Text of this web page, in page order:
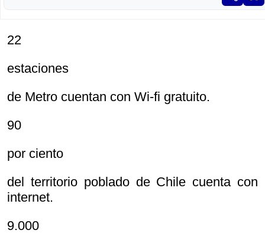
22
estaciones
de Metro cuentan con Wi-fi gratuito.
90
por ciento
del territorio poblado de Chile cuenta con
internet.
9.000